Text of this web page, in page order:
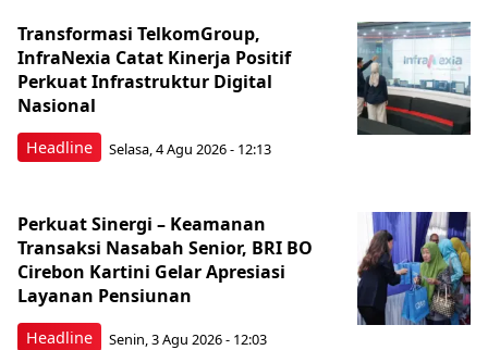
Headline
Transformasi TelkomGroup,
InfraNexia Catat Kinerja Positif
Perkuat Infrastruktur Digital
Nasional
Selasa, 4 Agu 2026 - 12:13
Headline
Perkuat Sinergi – Keamanan
Transaksi Nasabah Senior, BRI BO
Cirebon Kartini Gelar Apresiasi
Layanan Pensiunan
Senin, 3 Agu 2026 - 12:03